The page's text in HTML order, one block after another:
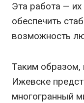
Эта работа —
обеспечить
возможность
Таким образом,
Ижевске
многогранный